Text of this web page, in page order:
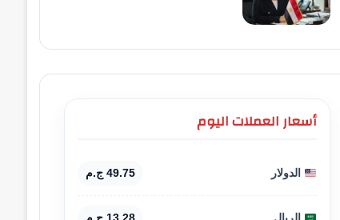
أسعار العملات اليوم
الدولار 49.75 ج.م